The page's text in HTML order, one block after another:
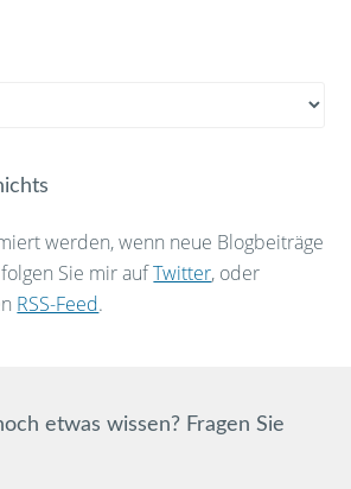
werden, wenn neue Blogbeiträge
Sie mir aufTwitter, oder
RSS-Feed.
etwas wissen? Fragen Sie